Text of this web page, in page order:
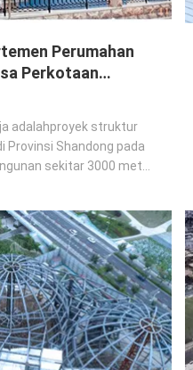
Perumahan
Perkotaan
adalahproyek struktur
Provinsi Shandong pada
sekitar 3000 meter